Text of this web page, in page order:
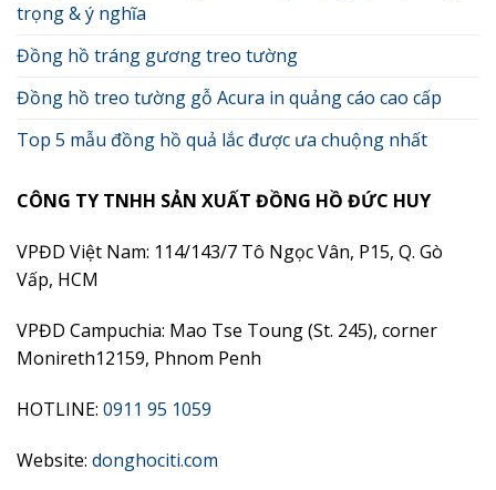
trọng & ý nghĩa
Đồng hồ tráng gương treo tường
Đồng hồ treo tường gỗ Acura in quảng cáo cao cấp
Top 5 mẫu đồng hồ quả lắc được ưa chuộng nhất
CÔNG TY TNHH SẢN XUẤT ĐỒNG HỒ ĐỨC HUY
VPĐD Việt Nam: 114/143/7 Tô Ngọc Vân, P15, Q. Gò
Vấp, HCM
VPĐD Campuchia: Mao Tse Toung (St. 245), corner
Monireth12159, Phnom Penh
HOTLINE: 0911 95 1059
Website: donghociti.com